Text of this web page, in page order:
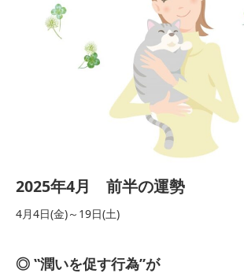
2025年4月 前半の運勢
4月4日(金)～19日(土)
◎ ‟潤いを促す行為”が